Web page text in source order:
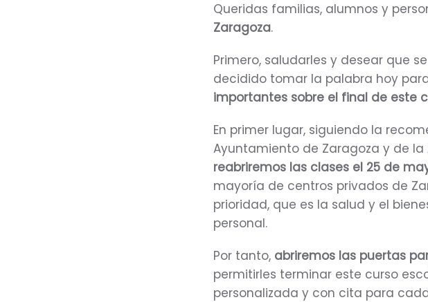
Queridas familias, alumnos y
Zaragoza.
Primero, saludarles y desear que
decidido tomar la palabra hoy
importantes sobre el final de este
En primer lugar, siguiendo la
Ayuntamiento de Zaragoza y de
reabriremos las clases el 25 de
mayoría de centros privados de
prioridad, que es la salud y el
personal.
Por tanto, abriremos las puertas
permitirles terminar este curso
personalizada y con cita para